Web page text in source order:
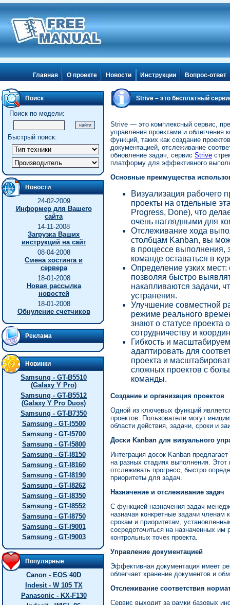
Главная О проекте Новости Инструкции Вопрос-ответ
Поиск
Поиск по модели:
Быстрый поиск:
Новости
24-02-2009
Информер для Вашего
сайта
14-11-2008
Загрузка Ваших
инструкций на сайт
08-04-2008
Смена хостинга и
сервера
18-01-2008
Новая рассылка
новостей
18-01-2008
Обнуление счетчиков
Реклама
Новинки
Samsung - GT-B5510
(Galaxy Y Pro)
Samsung - GT-B5512
(Galaxy Y Pro Duos)
Samsung - GT-B7350
Samsung - GT-I5500
Samsung - GT-I5700
Samsung - GT-I5800
Samsung - GT-I8150
Samsung - GT-I8160
Samsung - GT-I8190
Samsung - GT-I8262
Samsung - GT-I8350
Samsung - GT-I8552
Samsung - GT-I8750
Samsung - GT-I9001
Samsung - GT-I9003
Популярные
Canon - EOS 40D
Indesit - W 105 TX
Panasonic - KX-F130
Strive – это бесплатный
Strive — это комплексный сервис,
управления проектами и облегчения
функций, таких как создание
документацией, отслеживание
обновление задач, сервис Strive
платформу для эффективного
Основные преимущества
Визуализация рабочего
проекты на отдельные
Progress, Done), что
очень наглядными для
Отслеживание хода
столбцам Kanban, вы
в процессе выполнения,
команде оставаться в
Определение узких мест:
позволяя быстро
накапливаются задачи,
устранения.
Улучшение совместной
режиме реального
знают о статусе проекта
сотрудничеству и
Гибкость и
адаптировать для
проекта и
сложных проектов с
команды.
Создание и организация проектов
Одной из ключевых функций
проектов. Пользователи могут
области действия, задачи, сроки и
Доски Kanban для визуального
Интеграция досок Kanban
на разных стадиях выполнения. Этот
отслеживать прогресс, быстро
приоритеты для задач.
Назначение и отслеживание задач
С функцией назначения задач
назначая конкретные задачи
срокам и приоритетам,
сосредоточиться на назначенных
контрольных точек проекта.
Управление документацией
Эффективная документация имеет
облегчает хранение документов и
Отслеживание соответствия
Сервис выходит за рамки базовых